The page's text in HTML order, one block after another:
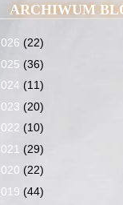
ARCHIWUM
(22)
(36)
(11)
(20)
(10)
(29)
(22)
(44)